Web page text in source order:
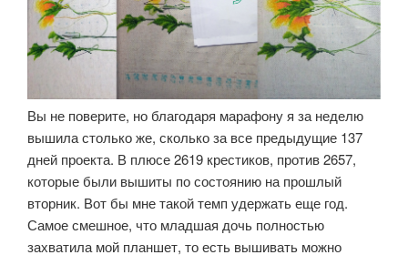
Вы не поверите, но благодаря марафону я за неделю
вышила столько же, сколько за все предыдущие 137
дней проекта. В плюсе 2619 крестиков, против 2657,
которые были вышиты по состоянию на прошлый
вторник. Вот бы мне такой темп удержать еще год.
Самое смешное, что младшая дочь полностью
захватила мой планшет, то есть вышивать можно